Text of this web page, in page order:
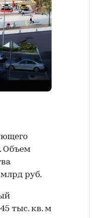
Объем
руб.
тыс. кв. м